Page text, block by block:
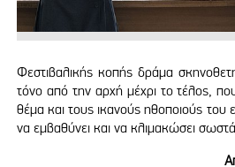
Φεστιβαλικής κοπής δράμα
τόνο από την αρχή μέχρι το τέλος,
θέμα και τους ικανούς ηθοποιούς του
να εμβαθύνει και να κλιμακώσει